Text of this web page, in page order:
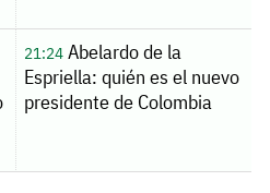
21:24Abelardo de la
Espriella: quién es el nuevo
presidente de Colombia